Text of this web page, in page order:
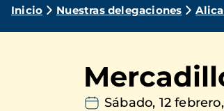
Ruta
navegación
Inicio Nuestras delegaciones
Sábado, 12